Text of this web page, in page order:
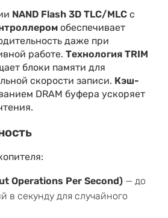
NAND Flash 3D TLC/MLCс
обеспечивает
даже при
работе. Технология TRIM
блоки памяти для
скорости записи. Кэш-
DRAM буфера ускоряет
Operations Per Second) — до
в секунду для случайного